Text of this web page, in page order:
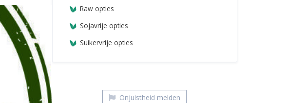
Raw opties
Sojavrije opties
Suikervrije opties
Onjuistheid melden